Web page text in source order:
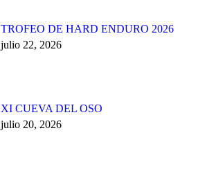
TROFEO DE HARD ENDURO 2026
julio 22, 2026
XI CUEVA DEL OSO
julio 20, 2026